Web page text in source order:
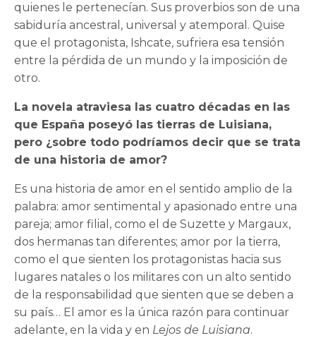
quienes le pertenecían. Sus proverbios son de una
sabiduría ancestral, universal y atemporal. Quise
que el protagonista, Ishcate, sufriera esa tensión
entre la pérdida de un mundo y la imposición de
otro.
La novela atraviesa las cuatro décadas en las
que España poseyó las tierras de Luisiana,
pero ¿sobre todo podríamos decir que se trata
de una historia de amor?
Es una historia de amor en el sentido amplio de la
palabra: amor sentimental y apasionado entre una
pareja; amor filial, como el de Suzette y Margaux,
dos hermanas tan diferentes; amor por la tierra,
como el que sienten los protagonistas hacia sus
lugares natales o los militares con un alto sentido
de la responsabilidad que sienten que se deben a
su país… El amor es la única razón para continuar
adelante, en la vida y en Lejos de Luisiana.